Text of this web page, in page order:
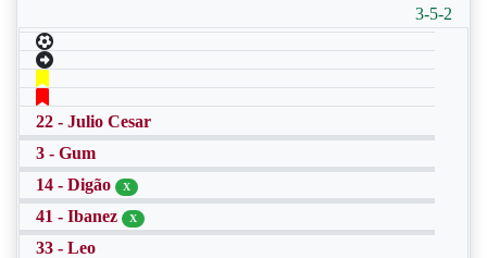
3-5-2
22 - Julio Cesar
3 - Gum
14 - Digão
X
41 - Ibanez X
33 - Leo